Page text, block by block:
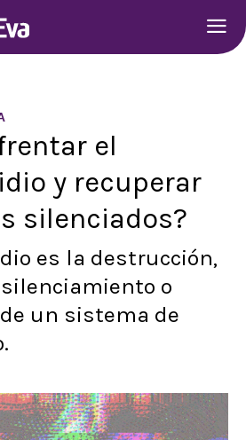
el
y recuperar
silenciados?
es la destrucción,
o
un sistema de